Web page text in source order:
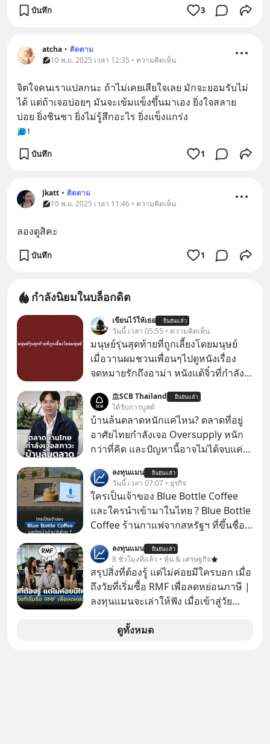
บันทึก 3
atcha • ติดตาม
10 พ.ย. 2025 เวลา 12:35 • ความคิดเห็น
จิตใจคนเราแปลกนะ ถ้าไม่เคยเสียใจเลย มักจะยอมรับไม่
ได้ แต่ถ้าเจอบ่อยๆ มันจะเข้มแข็งขึ้นมาเอง ยิ่งใจสลาย
บ่อย ยิ่งชินชา ยิ่งไม่รู้สึกอะไร ยิ่งแข็งแกร่ง
1
บันทึก 1
Jkatt • ติดตาม
10 พ.ย. 2025 เวลา 11:46 • ความคิดเห็น
ลองดูสิคะ
บันทึก 1
กำลังนิยมในบล็อกดิต
เขียนไว้ให้เธอ ยืนยันแล้ว
วันนี้ เวลา 05:55 • ความคิดเห็น
มนุษย์รุ่นสุดท้ายที่ถูกเลี้ยงโดยมนุษย์
เมื่อวานผมชวนเพื่อนๆไปดูหนังเรื่อง
จดหมายรักถึงอาม่า หนังแต้จิ๋วที่กำลัง
ป๊าผมเห็นโปสเตอร์หนังเรื่องนี้หลาย
เดือนก่อนและอยากดูมาก ด้วยเพราะว่า
อากงก็มาจากเมืองจีน ป๊าก็พูดแต้จิ๋วได้
มีเรื่องราวมีความผูกพันที่ได้ยินตั้งแต่
SCB Thailand ยืนยันแล้ว
ได้รับการบูสต์
บ้านล้นตลาดหนักแค่ไหน? ตลาดที่อยู่
อาศัยไทยกำลังเจอ Oversupply หนัก
กว่าที่คิด และปัญหานี้อาจไม่ได้จบแค่
ล้นตลาด #เศรษฐกิจไทย #EICAround
#SCBThailand สามารถดูคลิปที่
youtube ประกอบได้ที่ link :
https://youtube.com/shorts/-
ลงทุนแมน ยืนยันแล้ว
วันนี้ เวลา 07:07 • ธุรกิจ
ใครเป็นเจ้าของ Blue Bottle Coffee
และใครนำเข้ามาในไทย ? Blue Bottle
Coffee ร้านกาแฟจากสหรัฐฯ ที่ขึ้นชื่อ
แรกในประเทศไทย ที่ Central Park
ลงทุนแมน ยืนยันแล้ว
8 ชั่วโมงที่แล้ว • หุ้น & เศรษฐกิจ
สรุปสิ่งที่ต้องรู้ แต่ไม่ค่อยมีใครบอก เมื่อ
ถึงวัยที่เริ่มซื้อ RMF เพื่อลดหย่อนภาษี |
ลงทุนแมนจะเล่าให้ฟัง เมื่อเข้าสู่วัย
ดูทั้งหมด